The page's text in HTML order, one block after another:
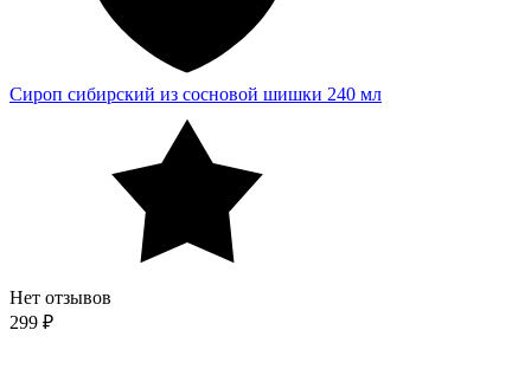
Сироп сибирский из сосновой шишки 240 мл
Нет отзывов
299 ₽